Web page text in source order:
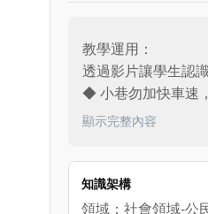
教學運用：
透過影片讓學生認
◆ 小巷勿加快車速
◆ 聽音樂不專心騎
◆ 先擺頭察看後方
故事大綱：
顯示完整內容
知識架構
領域：社會領域-公